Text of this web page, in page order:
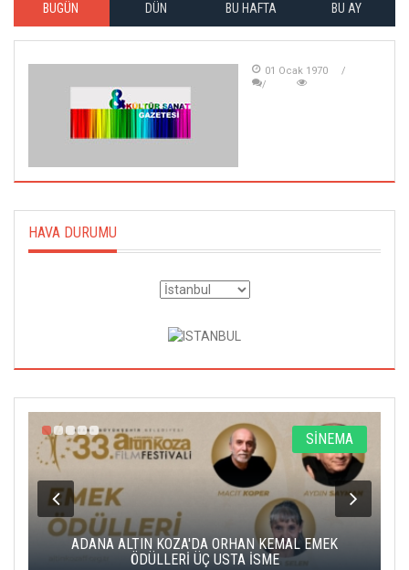
BUGÜN DÜN BU HAFTA BU AY
01 Ocak 1970
HAVA DURUMU
SİNEMA
ADANA ALTIN KOZA'DA ORHAN KEMAL EMEK
ÖDÜLLERİ ÜÇ USTA İSME